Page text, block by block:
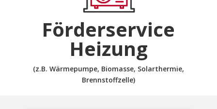
Förderservice
Heizung
(z.B. Wärmepumpe, Biomasse, Solarthermie,
Brennstoffzelle)